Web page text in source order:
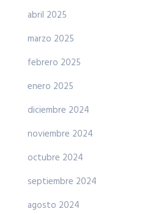
abril 2025
marzo 2025
febrero 2025
enero 2025
diciembre 2024
noviembre 2024
octubre 2024
septiembre 2024
agosto 2024